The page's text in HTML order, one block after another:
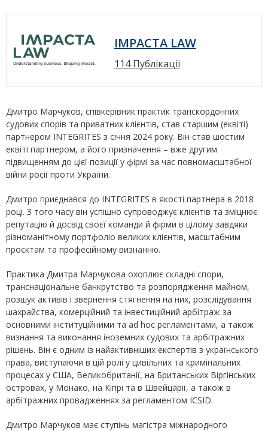
IMPACTA LAW
114 Публікації
Дмитро Марчуков, співкерівник практик транскордонних
судових спорів та приватних клієнтів, став старшим (еквіті)
партнером INTEGRITES з січня 2024 року. Він став шостим
еквіті партнером, а його призначення – вже другим
підвищенням до цієї позиції у фірмі за час повномасштабної
війни росії проти України.
Дмитро приєднався до INTEGRITES в якості партнера в 2018
році. З того часу він успішно супроводжує клієнтів та зміцнює
репутацію й досвід своєї команди й фірми в цілому завдяки
різноманітному портфоліо великих клієнтів, масштабним
проєктам та професійному визнанню.
Практика Дмитра Марчукова охоплює складні спори,
транснаціональне банкрутство та розпорядження майном,
розшук активів і звернення стягнення на них, розслідування
шахрайства, комерційний та інвестиційний арбітраж за
основними інституційними та ad hoc регламентами, а також
визнання та виконання іноземних судових та арбітражних
рішень. Він є одним із найактивніших експертів з українського
права, виступаючи в цій ролі у цивільних та кримінальних
процесах у США, Великобританії, на Британських Віргінських
островах, у Монако, на Кіпрі та в Швейцарії, а також в
арбітражних провадженнях за регламентом ICSID.
Дмитро Марчуков має ступінь магістра міжнародного